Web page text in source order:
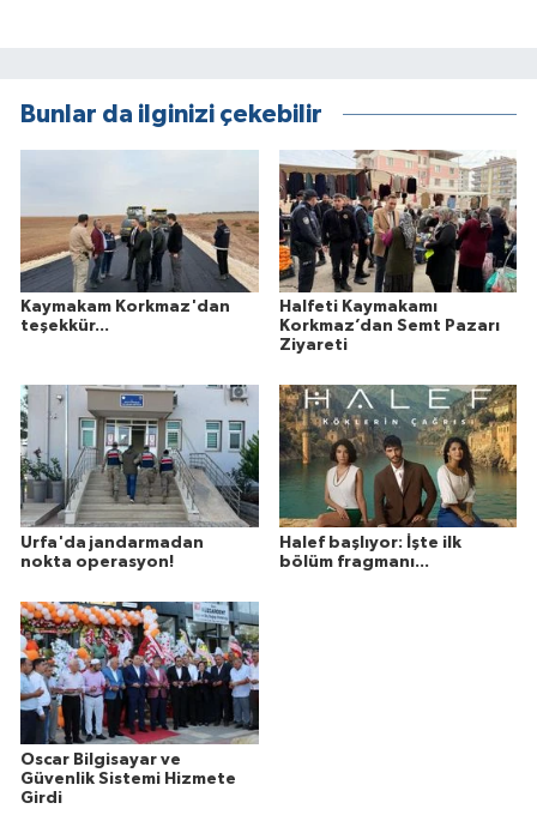
Bunlar da ilginizi çekebilir
Kaymakam Korkmaz'dan
teşekkür...
Halfeti Kaymakamı
Korkmaz’dan Semt Pazarı
Ziyareti
Urfa'da jandarmadan
nokta operasyon!
Halef başlıyor: İşte ilk
bölüm fragmanı...
Oscar Bilgisayar ve
Güvenlik Sistemi Hizmete
Girdi